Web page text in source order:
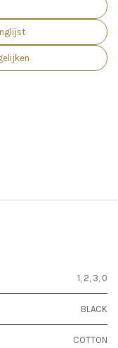
1, 2, 3, 0
BLACK
COTTON